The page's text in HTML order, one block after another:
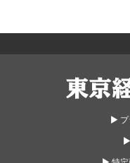
▶︎ プ
▶︎